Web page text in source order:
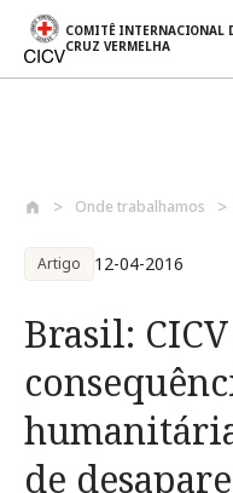
COMITÊ INTERNACIONAL
CRUZ VERMELHA
Onde trabalhamos
Artigo 12-04-2016
Brasil:
de